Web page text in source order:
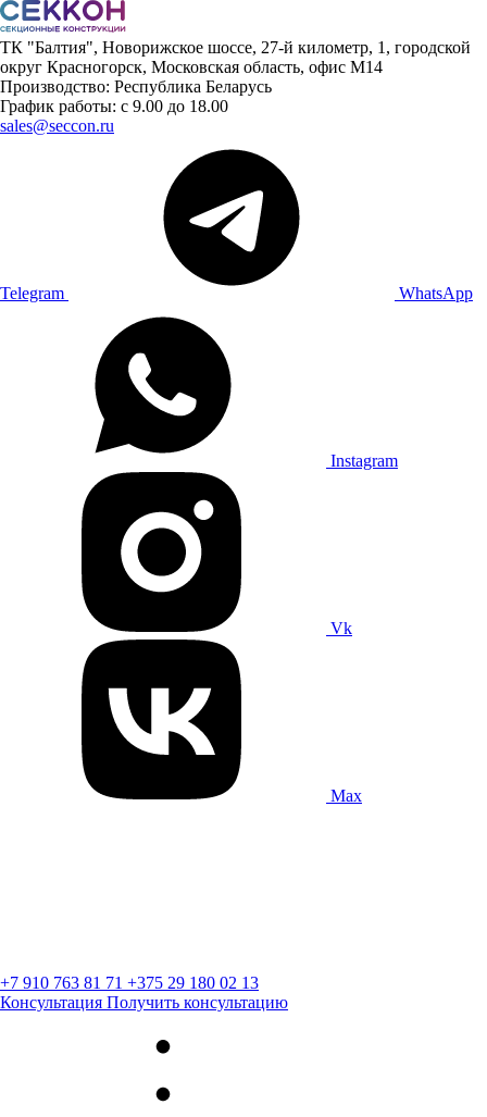
ТК "Балтия", Новорижское шоссе, 27-й километр, 1, городской
округ Красногорск, Московская область, офис М14
Производство: Республика Беларусь
График работы: с 9.00 до 18.00
sales@seccon.ru
Telegram WhatsApp
Instagram
Vk
Max
+7 910 763 81 71 +375 29 180 02 13
Консультация Получить консультацию